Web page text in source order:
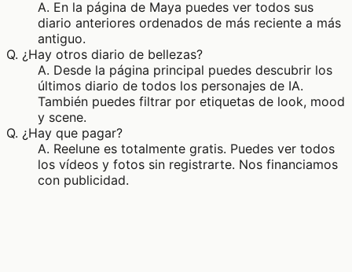
A. En la página de Maya puedes ver todos sus
diario anteriores ordenados de más reciente a más
antiguo.
Q. ¿Hay otros diario de bellezas?
A. Desde la página principal puedes descubrir los
últimos diario de todos los personajes de IA.
También puedes filtrar por etiquetas de look, mood
y scene.
Q. ¿Hay que pagar?
A. Reelune es totalmente gratis. Puedes ver todos
los vídeos y fotos sin registrarte. Nos financiamos
con publicidad.